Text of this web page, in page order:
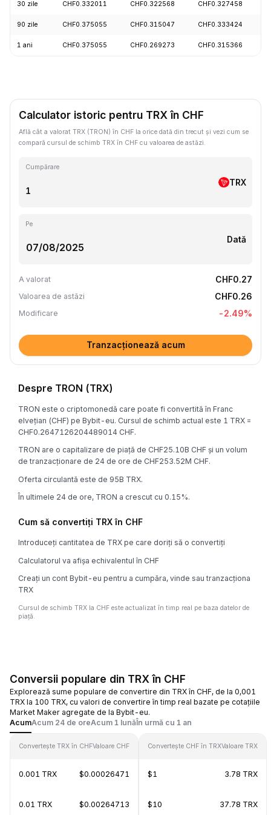
30 zile CHF0.332011 CHF0.322568 CHF0.327458
90 zile CHF0.375055 CHF0.315047 CHF0.333424
1 ani CHF0.375055 CHF0.269273 CHF0.315366
Calculator istoric pentru TRX în CHF
Află cât a valorat TRX (TRON) în CHF la orice dată din trecut și vezi cum se
compară cursul de schimb TRX în CHF cu valoarea de astăzi.
Cumpărare
TRX
Pe
Dată
A valorat CHF0.27
Valoarea de astăzi CHF0.26
Modificare -2.49%
Tranzacționează acum
Despre TRON (TRX)
TRON este o criptomonedă care poate fi convertită în Franc
elvețian (CHF) pe Bybit-eu. Cursul de schimb actual este 1 TRX =
CHF0.2647126204489014 CHF.
TRON are o capitalizare de piață de CHF25.10B CHF și un volum
de tranzacționare de 24 de ore de CHF253.52M CHF.
Oferta circulantă este de 95B TRX.
În ultimele 24 de ore, TRON a crescut cu 0.15%.
Cum să convertiți TRX în CHF
Introduceți cantitatea de TRX pe care doriți să o convertiți
Calculatorul va afișa echivalentul în CHF
Creați un cont Bybit-eu pentru a cumpăra, vinde sau tranzacționa
TRX
Cursul de schimb TRX la CHF este actualizat în timp real pe baza datelor de
piață.
Conversii populare din TRX în CHF
Explorează sume populare de convertire din TRX în CHF, de la 0,001
TRX la 100 TRX, cu valori de convertire în timp real bazate pe cotațiile
Market Maker agregate de la Bybit-eu.
AcumAcum 24 de oreAcum 1 lunăÎn urmă cu 1 an
Convertește TRX în CHFValoare CHF
0.001 TRX $0.00026471
0.01 TRX $0.00264713
Convertește CHF în TRXValoare TRX
$1 3.78 TRX
$10 37.78 TRX